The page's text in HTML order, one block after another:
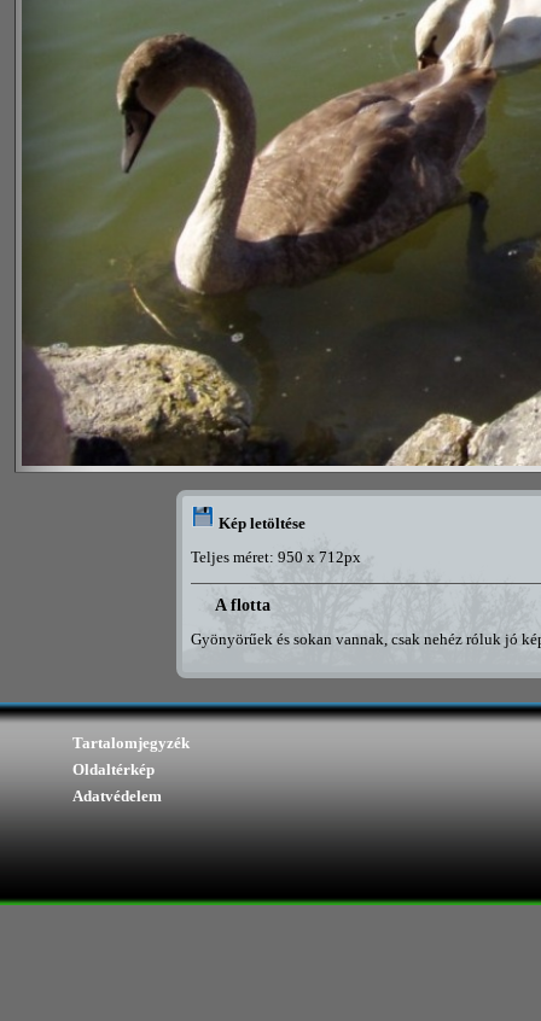
Kép letöltése
Teljes méret: 950 x 712px
A flotta
Gyönyörűek és sokan vannak, csak nehéz róluk jó
Tartalomjegyzék
Oldaltérkép
Adatvédelem